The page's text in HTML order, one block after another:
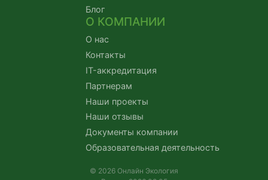
Блог
О КОМПАНИИ
О нас
Контакты
IT-аккредитация
Партнерам
Наши проекты
Наши отзывы
Документы компании
Образовательная деятельность
© 2026 Онлайн Экология